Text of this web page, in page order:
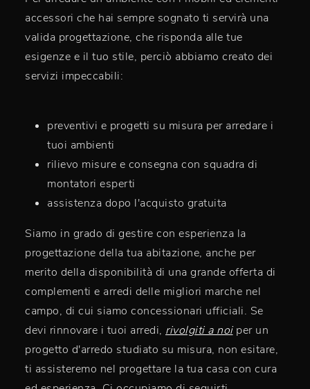
accessori che hai sempre sognato ti servirà una
valida progettazione, che risponda alle tue
esigenze e il tuo stile, perciò abbiamo creato dei
servizi impeccabili:
preventivi e progetti su misura per arredare i
tuoi ambienti
rilievo misure e consegna con squadra di
montatori esperti
assistenza dopo l'acquisto gratuita
Siamo in grado di gestire con esperienza la
progettazione della tua abitazione, anche per
merito della disponibilità di una grande offerta di
complementi e arredi delle migliori marche nel
campo, di cui siamo concessionari ufficiali. Se
devi rinnovare i tuoi arredi, rivolgiti a noiper un
progetto d'arredo studiato su misura, non esitare,
ti assisteremo nel progettare la tua casa con cura